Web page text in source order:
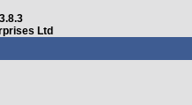
Ltd.